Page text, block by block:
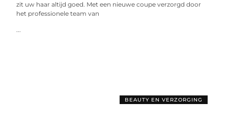
zit uw haar altijd goed. Met een nieuwe coupe verzorgd door
het professionele team van
...
BEAUTY EN VERZORGING